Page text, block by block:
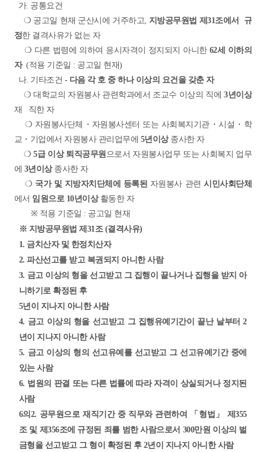
가. 공통요건
❍ 공고일 현재 군산시에 거주하고, 지방공무원법 제31조에서
규
정한 결격사유가 없는 자
❍ 다른 법령에 의하여 응시자격이 정지되지 아니한62세 이하의
자(적용 기준일 : 공고일 현재)
나. 기타조건 - 다음 각 호 중 하나 이상의 요건을 갖춘 자
❍대학교의 자원봉사 관련학과에서 조교수 이상의 직에3년이상
재 직한 자
❍ 자원봉사단체・자원봉사센터 또는 사회복지기관・시설・학
교・ 기업에서 자원봉사 관리업무에 5년이상 종사한 자
❍ 5급 이상 퇴직공무원 으로서 자원봉사업무 또는 사회복지 업무
에 3년이상 종사한 자
❍ 국가 및 지방자치단체에 등록된 자원봉사 관련시민사회단체
에서 임원으로 10년이상활동한 자
※ 적용 기준일 : 공고일 현재
※ 지방공무원법 제31조 (결격사유)
1. 금치산자 및 한정치산자
2. 파산선고를 받고 복권되지 아니한 사람
3. 금고 이상의 형을 선고받고 그 집행이 끝나거나 집행을 받지 아
니하기로 확정된 후
5년이 지나지 아니한 사람
4. 금고 이상의 형을 선고받고 그 집행유예기간이 끝난 날부터 2
년이 지나지 아니한 사람
5. 금고 이상의 형의 선고유예를 선고받고 그 선고유예기간 중에
있는 사람
6. 법원의 판결 또는 다른 법률에 따라 자격이 상실되거나 정지된
사람
6의2. 공무원으로 재직기간 중 직무와 관련하여 「형법」 제355
조 및 제356조에 규정된 죄를 범한 사람으로서 300만원 이상의 벌
금형을 선고받고 그 형이 확정된 후 2년이 지나지 아니한 사람